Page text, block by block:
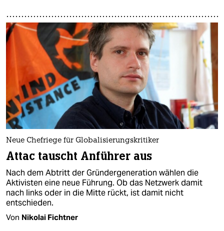
Neue Chefriege für Globalisierungskritiker
Attac tauscht Anführer aus
Nach dem Abtritt der Gründergeneration wählen die
Aktivisten eine neue Führung. Ob das Netzwerk damit
nach links oder in die Mitte rückt, ist damit nicht
entschieden.
Von Nikolai Fichtner